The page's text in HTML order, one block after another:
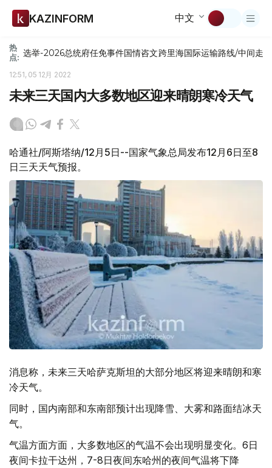
KAZINFORM 中文
热
点: 选举-2026总统府任免事件国情咨文跨里海国际运输路线/中间走廊
12:51, 05 12月 2022
未来三天国内大多数地区迎来晴朗寒冷天气
哈通社/阿斯塔纳/12月5日--国家气象总局发布12月6日至8
日三天天气预报。
消息称，未来三天哈萨克斯坦的大部分地区将迎来晴朗和寒
冷天气。
同时，国内南部和东南部预计出现降雪、大雾和路面结冰天
气。
气温方面方面，大多数地区的气温不会出现明显变化。6日
夜间卡拉干达州，7-8日夜间东哈州的夜间气温将下降